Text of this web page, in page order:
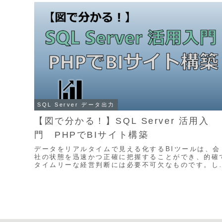
SQL Server データ出力
【図で分かる！】SQL Server 活用入
門 PHPでBIサイト構築
データをリアルタイムで見える化するBIツールは、会
社の状態を迅速かつ正確に把握することができ、的確
タイムリーな経営判断には必要不可欠なものです。し